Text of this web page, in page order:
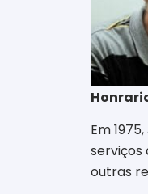
Em
serviços
outras